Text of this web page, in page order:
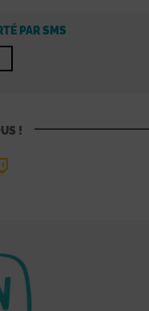
PAR SMS
!